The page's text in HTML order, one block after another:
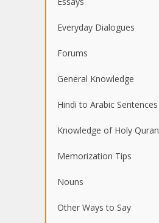
Everyday Dialogues
Forums
General Knowledge
Hindi to Arabic Sentences
Knowledge of Holy Quran
Memorization Tips
Nouns
Other Ways to Say